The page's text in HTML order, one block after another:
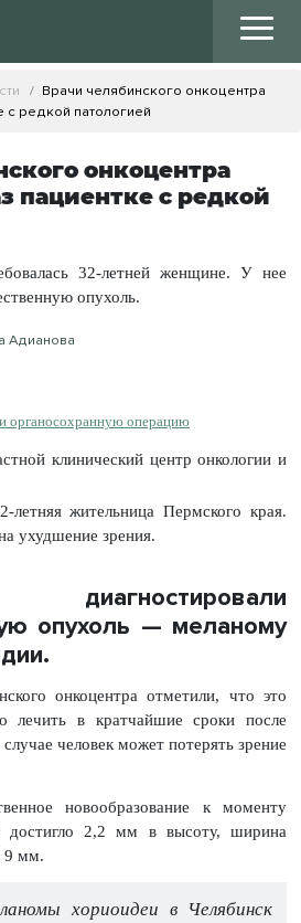
Врачи челябинского онкоцентра
с редкой патологией
онкоцентра
пациентке с редкой
32-летней женщине. У нее
опухоль.
Адианова
клинический центр онкологии и
летняя жительница Пермского края.
ухудшение зрения.
опухоль — меланому
онкоцентра отметили, что это
лечить в кратчайшие сроки после
человек может потерять зрение
новообразование к моменту
достигло 2,2 мм в высоту, ширина
9 мм.
хориоидеи в Челябинск